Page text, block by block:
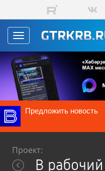
Перейти к основному
Toggle
navigation
Предложить новость
Проект:
В